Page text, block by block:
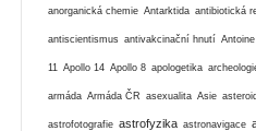
anorganická chemie Antarktida antibiotická
antiscientismus antivakcinační hnutí
11 Apollo 14 Apollo 8 apologetika
armáda Armáda ČR asexualita Asie
astrofotografie astrofyzika astronavigace